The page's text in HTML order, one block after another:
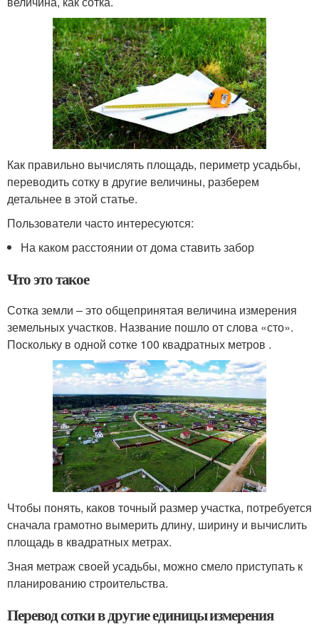
Как правильно вычислять площадь, периметр усадьбы,
переводить сотку в другие величины, разберем
детальнее в этой статье.
Пользователи часто интересуются:
На каком расстоянии от дома ставить забор
Что это такое
Сотка земли ‒ это общепринятая величина измерения
земельных участков. Название пошло от слова «сто».
Поскольку в одной сотке 100 квадратных метров .
Чтобы понять, каков точный размер участка, потребуется
сначала грамотно вымерить длину, ширину и вычислить
площадь в квадратных метрах.
Зная метраж своей усадьбы, можно смело приступать к
планированию строительства.
Перевод сотки в другие единицы измерения